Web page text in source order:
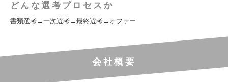
どんな選考プロセスか
書類選考→一次選考→最終選考→オファー
会社概要